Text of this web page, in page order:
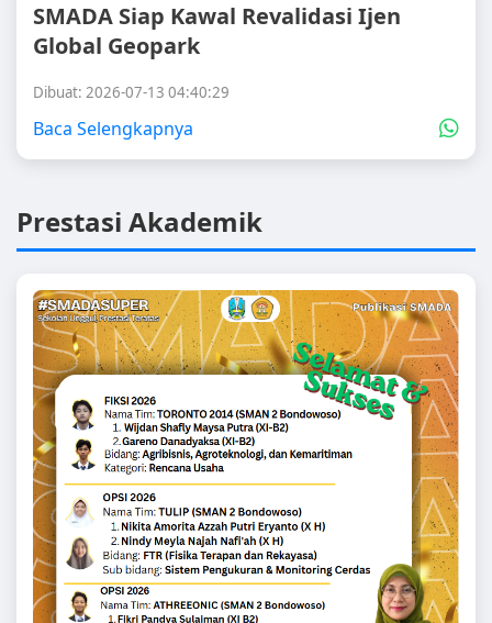
SMADA Siap Kawal Revalidasi Ijen
Global Geopark
Dibuat: 2026-07-13 04:40:29
Baca Selengkapnya
Prestasi Akademik